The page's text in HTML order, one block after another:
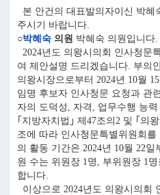
본 안건의 대표발의자이신 박혜
주시기 바랍니다.
○박혜숙 의원 박혜숙 의원입니다.
2024년도 의왕시의회 인사청문
여 제안설명 드리겠습니다. 부의
의왕시장으로부터 2024년 10월
임명 후보자 인사청문 요청과 관
자의 도덕성, 자격, 업무수행 능
｢지방자치법｣ 제47조의2 및 ｢의
조에 따라 인사청문특별위원회
의 활동 기간은 2024년 10월 22일
원 수는 위원장 1명, 부위원장 1
합니다.
이상으로 2024년도 의왕시의회